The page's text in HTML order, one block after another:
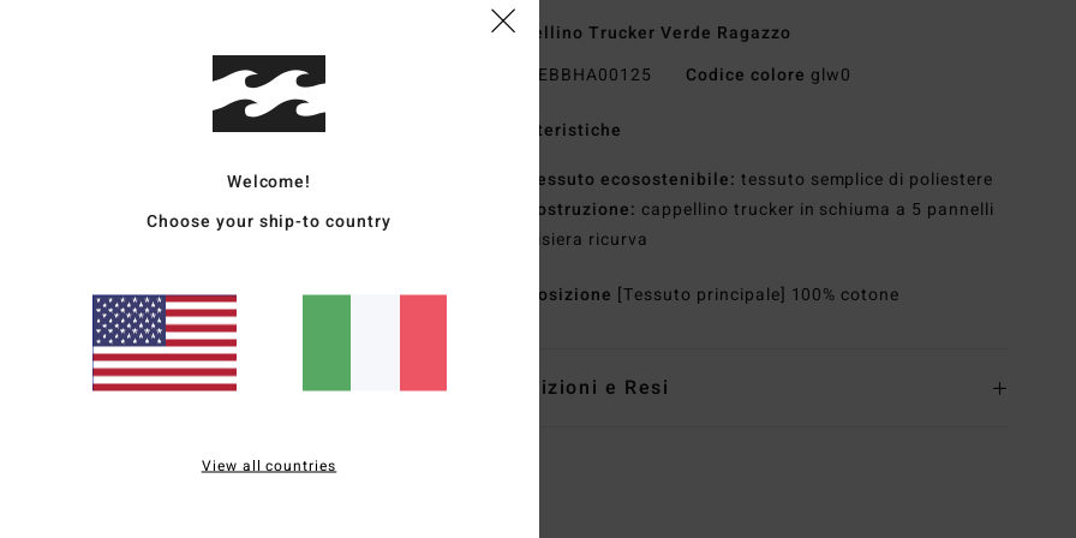
Cappellino Trucker Verde Ragazzo
EBBHA00125 Codice colore glw0
Caratteristiche
Tessuto ecosostenibile: tessuto semplice di poliestere
Costruzione: cappellino trucker in schiuma a 5 pannelli
Visiera ricurva
Composizione [Tessuto principale] 100% cotone
Spedizioni e Resi
Welcome!
Choose your ship-to country
View all countries